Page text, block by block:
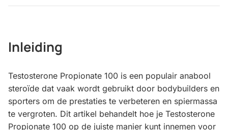
Inleiding
Testosterone Propionate 100 is een populair anabool
steroïde dat vaak wordt gebruikt door bodybuilders en
sporters om de prestaties te verbeteren en spiermassa
te vergroten. Dit artikel behandelt hoe je Testosterone
Propionate 100 op de juiste manier kunt innemen voor